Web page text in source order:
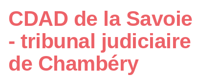
CDAD de la Savoie
- tribunal judiciaire
de Chambéry